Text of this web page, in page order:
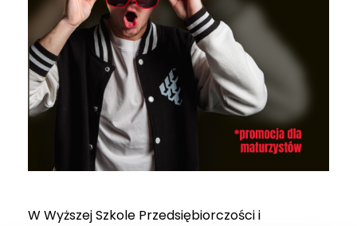
W Wyższej Szkole Przedsiębiorczości i